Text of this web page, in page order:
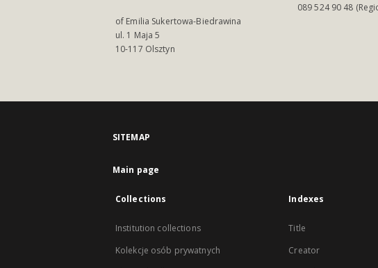
of Emilia Sukertowa-Biedrawina
ul. 1 Maja 5
10-117 Olsztyn
089 524 90 48
SITEMAP
Main page
Collections
Institution collections
Kolekcje osób prywatnych
Indexes
Title
Creator